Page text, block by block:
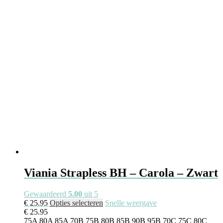
Viania Strapless BH – Carola – Zwart
Gewaardeerd 5.00 uit 5
€ 25.95 Opties selecteren Dit
heeft
Snelle weergave
€ 25.95
75A 80A 85A 70B 75B 80B 85B 90B 95B 70C 75C 80C